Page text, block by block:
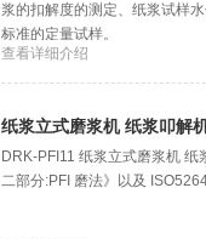
浆的扣解度的测定、纸浆试样
标准的定量试样。
查看详细介绍
纸浆立式磨浆机 纸浆叩解
DRK-PFI11 纸浆立式磨浆机
二部分:PFI 磨法》以及